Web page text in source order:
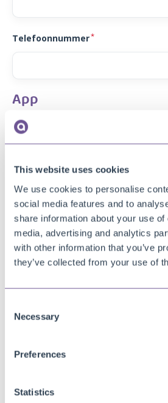
This website uses cookies
We use cookies to personalise
social media features and to
share information about your use
media, advertising and analytics
with other information that you’ve
they’ve collected from your use of
Selection
Necessary
Preferences
Statistics
Telefoonnummer*
App
Naam app
Platform
Platform*
Bericht